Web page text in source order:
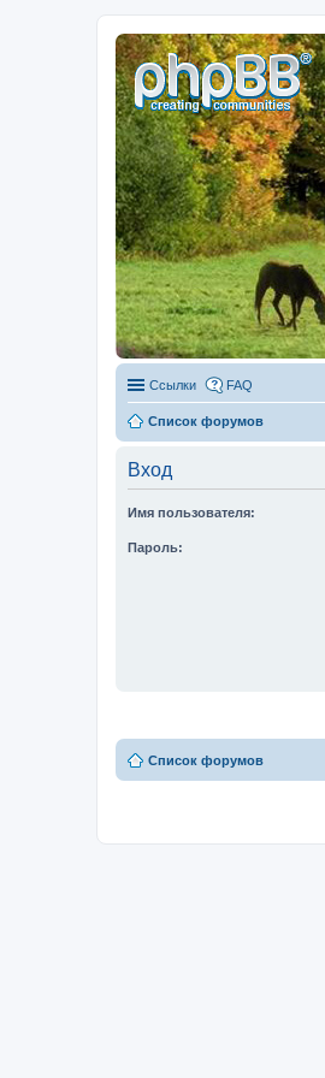
Ссылки FAQ
Список форумов
Вход
Имя пользователя:
Пароль:
Список форумов